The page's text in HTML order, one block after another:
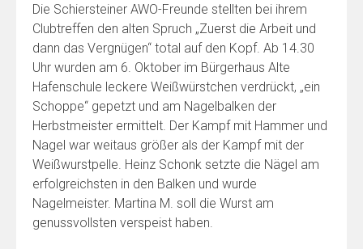
Die Schiersteiner AWO-Freunde stellten bei ihrem
Clubtreffen den alten Spruch „Zuerst die Arbeit und
dann das Vergnügen“ total auf den Kopf. Ab 14.30
Uhr wurden am 6. Oktober im Bürgerhaus Alte
Hafenschule leckere Weißwürstchen verdrückt, „ein
Schoppe“ gepetzt und am Nagelbalken der
Herbstmeister ermittelt. Der Kampf mit Hammer und
Nagel war weitaus größer als der Kampf mit der
Weißwurstpelle. Heinz Schonk setzte die Nägel am
erfolgreichsten in den Balken und wurde
Nagelmeister. Martina M. soll die Wurst am
genussvollsten verspeist haben.